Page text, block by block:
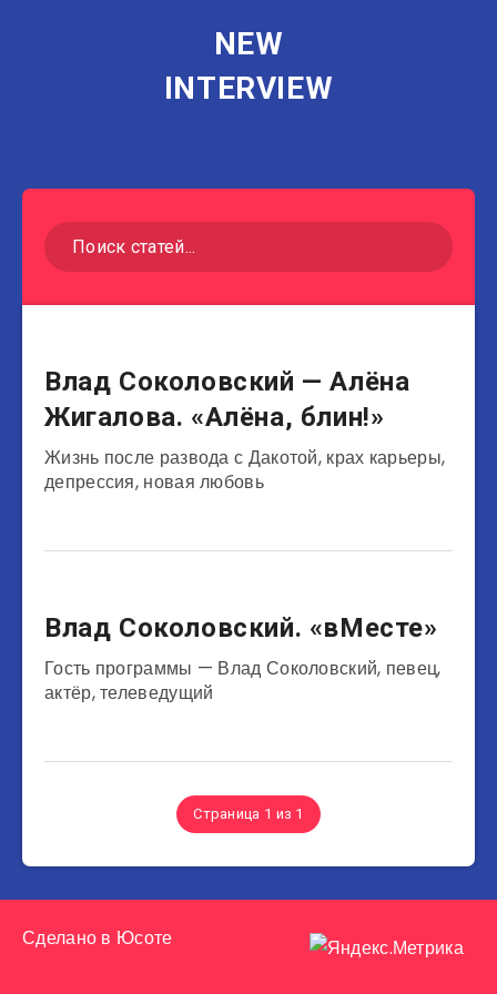
NEW
INTERVIEW
Музыканты
Влад Соколовский — Алёна
Жигалова. «Алёна, блин!»
Жизнь после развода с Дакотой, крах карьеры,
депрессия, новая любовь
Музыканты
Влад Соколовский. «вМесте»
Гость программы — Влад Соколовский, певец,
актёр, телеведущий
Страница 1 из 1
Сделано в Юсоте